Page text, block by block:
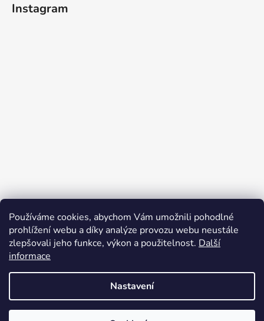
Používáme cookies, abychom Vám umožnili pohodlné
prohlížení webu a díky analýze provozu webu neustále
zlepšovali jeho funkce, výkon a použitelnost. Další
informace
Nastavení
Instagram
Sledovat na Instagramu
Facebook Instagram